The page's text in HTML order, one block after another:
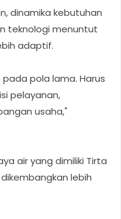
dinamika kebutuhan
teknologi menuntut
adaptif.
pola lama. Harus
pelayanan,
usaha,"
air yang dimiliki Tirta
lebih